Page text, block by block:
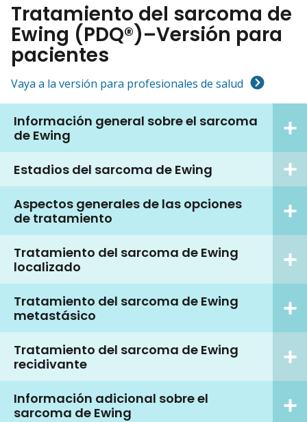
Tratamiento del sarcoma de
Ewing (PDQ®)–Versión para
pacientes
Vaya a la versión para profesionales de salud
Información general sobre el sarcoma
de Ewing
Estadios del sarcoma de Ewing
Aspectos generales de las opciones
de tratamiento
Tratamiento del sarcoma de Ewing
localizado
Tratamiento del sarcoma de Ewing
metastásico
Tratamiento del sarcoma de Ewing
recidivante
Información adicional sobre el
sarcoma de Ewing